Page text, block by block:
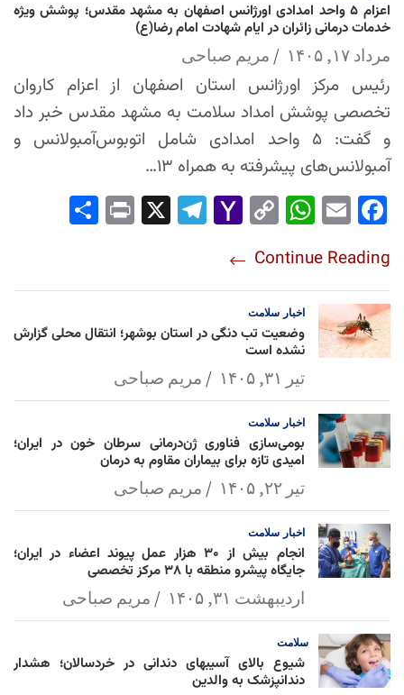
اعزام ۵ واحد امدادی اورژانس اصفهان به مشهد مقدس؛ پوشش ویژه
خدمات درمانی زائران در ایام شهادت امام رضا(ع)
مرداد ۱۷, ۱۴۰۵ مریم صباحی
رئیس مرکز اورژانس استان اصفهان از اعزام کاروان
تخصصی پوشش امداد سلامت به مشهد مقدس خبر داد
و گفت: ۵ واحد امدادی شامل اتوبوس‌آمبولانس و
آمبولانس‌های پیشرفته به همراه ۱۳…
Fac
ok
Em
Wh
Ap
p
Co
Lin
k
Yah
l
Tel
Pri
Continue Reading
اخبار سلامت
وضعیت تب دنگی در استان بوشهر؛ انتقال محلی گزارش
نشده است
تیر ۳۱, ۱۴۰۵ مریم صباحی
اخبار سلامت
بومی‌سازی فناوری ژن‌درمانی سرطان خون در ایران؛
امیدی تازه برای بیماران مقاوم به درمان
تیر ۲۲, ۱۴۰۵ مریم صباحی
اخبار سلامت
انجام بیش از ۳۰ هزار عمل پیوند اعضاء در ایران؛
جایگاه پیشرو منطقه با ۳۸ مرکز تخصصی
اردیبهشت ۳۱, ۱۴۰۵ مریم صباحی
سلامت
شیوع بالای آسیبهای دندانی در خردسالان؛ هشدار
دندانپزشک به والدین